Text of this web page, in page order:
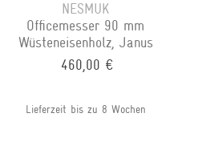
NESMUK
Officemesser 90 mm
Wüsteneisenholz, Janus
460,00 €
Lieferzeit bis zu 8 Wochen